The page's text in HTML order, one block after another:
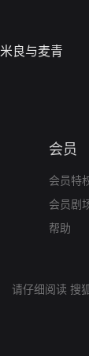
米良与麦青
会员
会员特
会员剧
帮助
请仔细阅读 搜